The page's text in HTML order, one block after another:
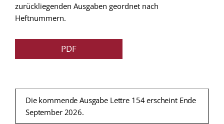
zurückliegenden Ausgaben geordnet nach
Heftnummern.
PDF
Die kommende Ausgabe Lettre 154 erscheint Ende
September 2026.